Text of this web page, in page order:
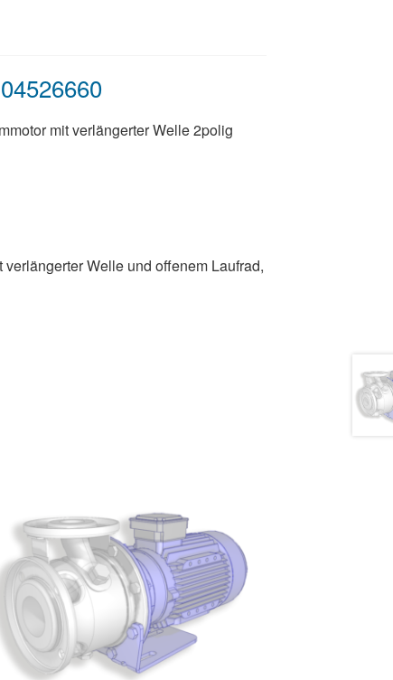
mit verlängerter Welle 2polig
Welle und offenem Laufrad,